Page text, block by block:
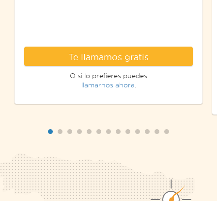
Te llamamos gratis
O si lo prefieres puedes
llamarnos ahora